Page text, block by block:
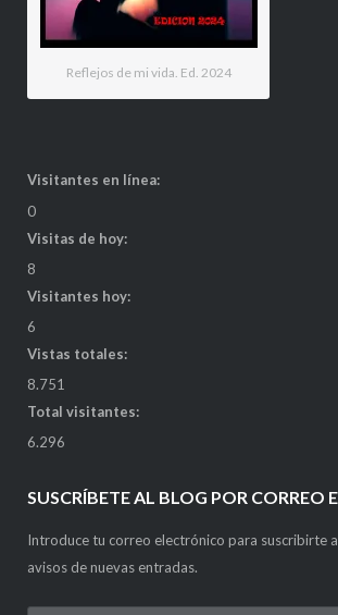
Reflejos de mi vida. Ed. 2024
Visitantes en línea:
0
Visitas de hoy:
8
Visitantes hoy:
6
Vistas totales:
8.751
Total visitantes:
6.296
SUSCRÍBETE AL BLOG POR CORREO
Introduce tu correo electrónico para suscribirte
avisos de nuevas entradas.